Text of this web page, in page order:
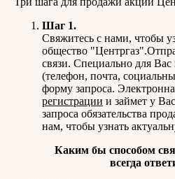
Шаг 1.
Свяжитесь с нами, чтобы
общество
связи. Специально для
(телефон, почта,
форму запроса.
регистрации и займет у
запроса обязательства
нам, чтобы узнать
Каким бы способом
всегда